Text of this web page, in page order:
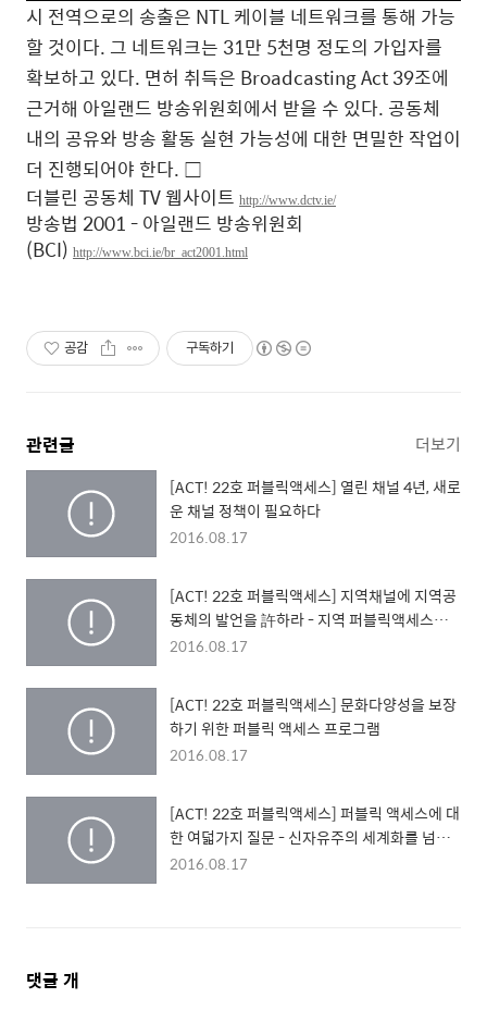
시 전역으로의 송출은 NTL 케이블 네트워크를 통해 가능
할 것이다. 그 네트워크는 31만 5천명 정도의 가입자를
확보하고 있다. 면허 취득은 Broadcasting Act 39조에
근거해 아일랜드 방송위원회에서 받을 수 있다. 공동체
내의 공유와 방송 활동 실현 가능성에 대한 면밀한 작업이
더 진행되어야 한다. □
더블린 공동체 TV 웹사이트 http://www.dctv.ie/
방송법 2001 - 아일랜드 방송위원회
(BCI) http://www.bci.ie/br_act2001.html
공감 구독하기
관련글 더보기
[ACT! 22호 퍼블릭액세스] 열린 채널 4년, 새로
운 채널 정책이 필요하다
2016.08.17
[ACT! 22호 퍼블릭액세스] 지역채널에 지역공
동체의 발언을 許하라 - 지역 퍼블릭액세스의
의미와 발전을 위한 조건
2016.08.17
[ACT! 22호 퍼블릭액세스] 문화다양성을 보장
하기 위한 퍼블릭 액세스 프로그램
2016.08.17
[ACT! 22호 퍼블릭액세스] 퍼블릭 액세스에 대
한 여덟가지 질문 - 신자유주의 세계화를 넘어
서서, 디지틀 시대의 미디어 운동을 위한 숨고르
2016.08.17
댓
댓글 개